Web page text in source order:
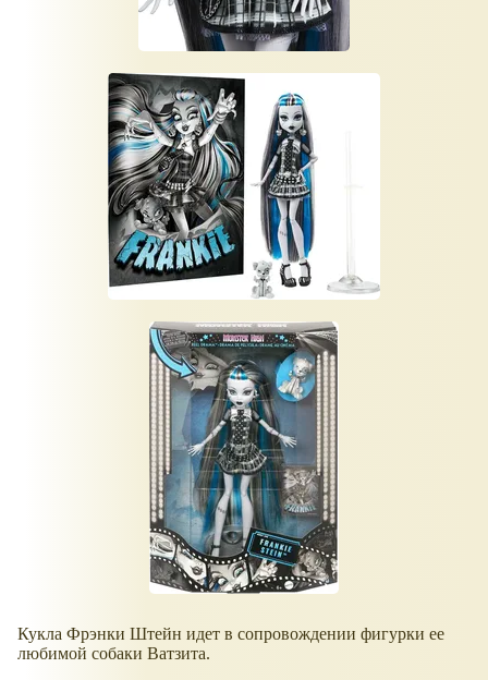
Кукла Фрэнки Штейн идет в сопровождении фигурки ее
любимой собаки Ватзита.